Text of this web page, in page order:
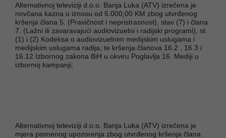
Alternativnoj televiziji d.o.o. Banja Luka (ATV) izrečena je
novčana kazna u iznosu od 5.000,00 KM zbog utvrđenog
kršenja člana 5. (Pravičnost i nepristrasnost), stav (7) i člana
7. (Lažni ili zavaravajući audiovizuelni i radijski programi), st.
(1) i (2) Kodeksa o audiovizuelnim medijskim uslugama i
medijskim uslugama radija, te kršenja članova 16.2 , 16.3 i
16.12 Izbornog zakona BiH u okviru Poglavlja 16. Mediji u
izbornoj kampanji;
Alternativnoj televiziji d.o.o. Banja Luka (ATV) izrečena je
mjera pismenog upozorenja zbog utvrđenog kršenja člana